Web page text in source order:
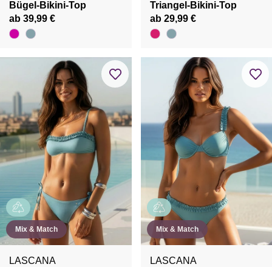
Bügel-Bikini-Top
ab 39,99 €
Triangel-Bikini-Top
ab 29,99 €
Mix & Match
LASCANA
Mix & Match
LASCANA